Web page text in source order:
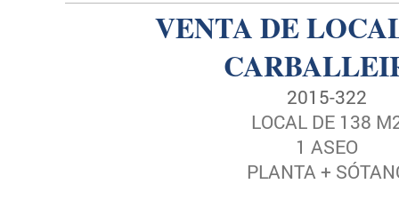
VENTA DE
2015-322
LOCAL DE 138
1 ASEO
PLANTA +